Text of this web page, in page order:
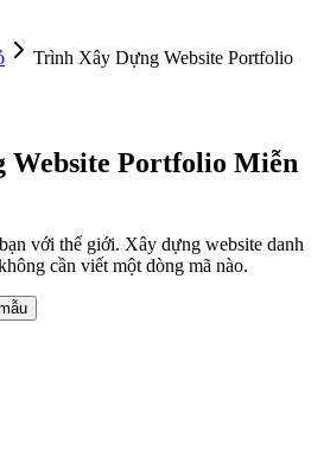
Trình Xây Dựng Website Portfolio
Website Portfolio Miễn
với thế giới. Xây dựng website danh
cần viết một dòng mã nào.